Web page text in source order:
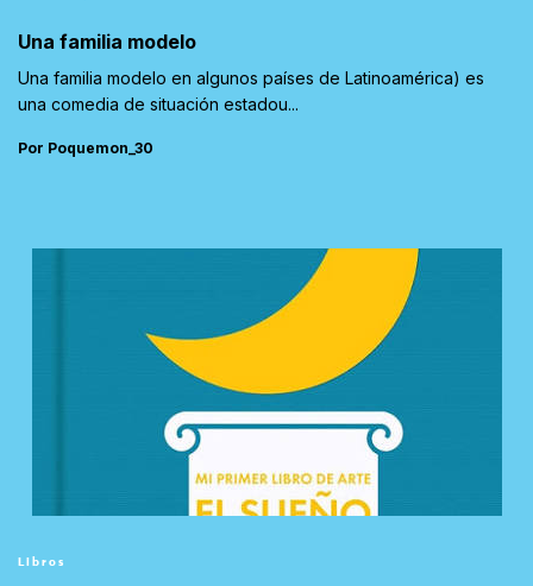
Una familia modelo
Una familia modelo en algunos países de Latinoamérica) es
una comedia de situación estadou...
Por Poquemon_30
Libros